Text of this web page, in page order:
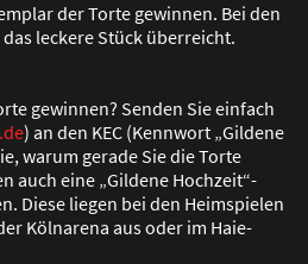
der Torte gewinnen. Bei den
leckere Stück überreicht.
gewinnen? Senden Sie einfach
) an den KEC (Kennwort „Gildene
warum gerade Sie die Torte
auch eine „Gildene Hochzeit“-
Diese liegen bei den Heimspielen
Kölnarena aus oder im Haie-